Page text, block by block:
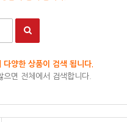
양한 상품이 검색 됩니다.
면 전체에서 검색합니다.